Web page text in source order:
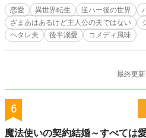
ルトン侯爵22歳。 子爵令嬢か侯爵と結婚なんて…恵まれているはずがない！ あ
のクズが持ってきた縁談だ、資金援助を条件
ベレッタは結婚してからも侯爵家で夫には
ている。 白い結婚でなかったのは侯爵がどうしても後継ぎを必要としていたか
の世界に転生ってやつかしら？でも私の20
異世界転生とかの小説が好きで私によく話
ら娘が話してたことしかわからないから、
よ。 どうして転生したのが私だったのかしら？ でもそんなこと言ってる場合じ
ゃないわ！ あの私に無関心な夫とよく似ている息子とはいえ、私がお腹を痛め
て生んだ愛しい我が子よ！ 子供がいないなら離縁して平民になり生きていって
もいいけど、子供がいるなら話は別。 私は自分の息子の為、そして私の為に離
恋愛 異世界転生 逆ハー後の世界
ざまあはあるけど主人公の夫ではない
ヘタレ夫
後半溺愛 コメディ風味
最終更
6
魔法使いの契約結婚～すべては